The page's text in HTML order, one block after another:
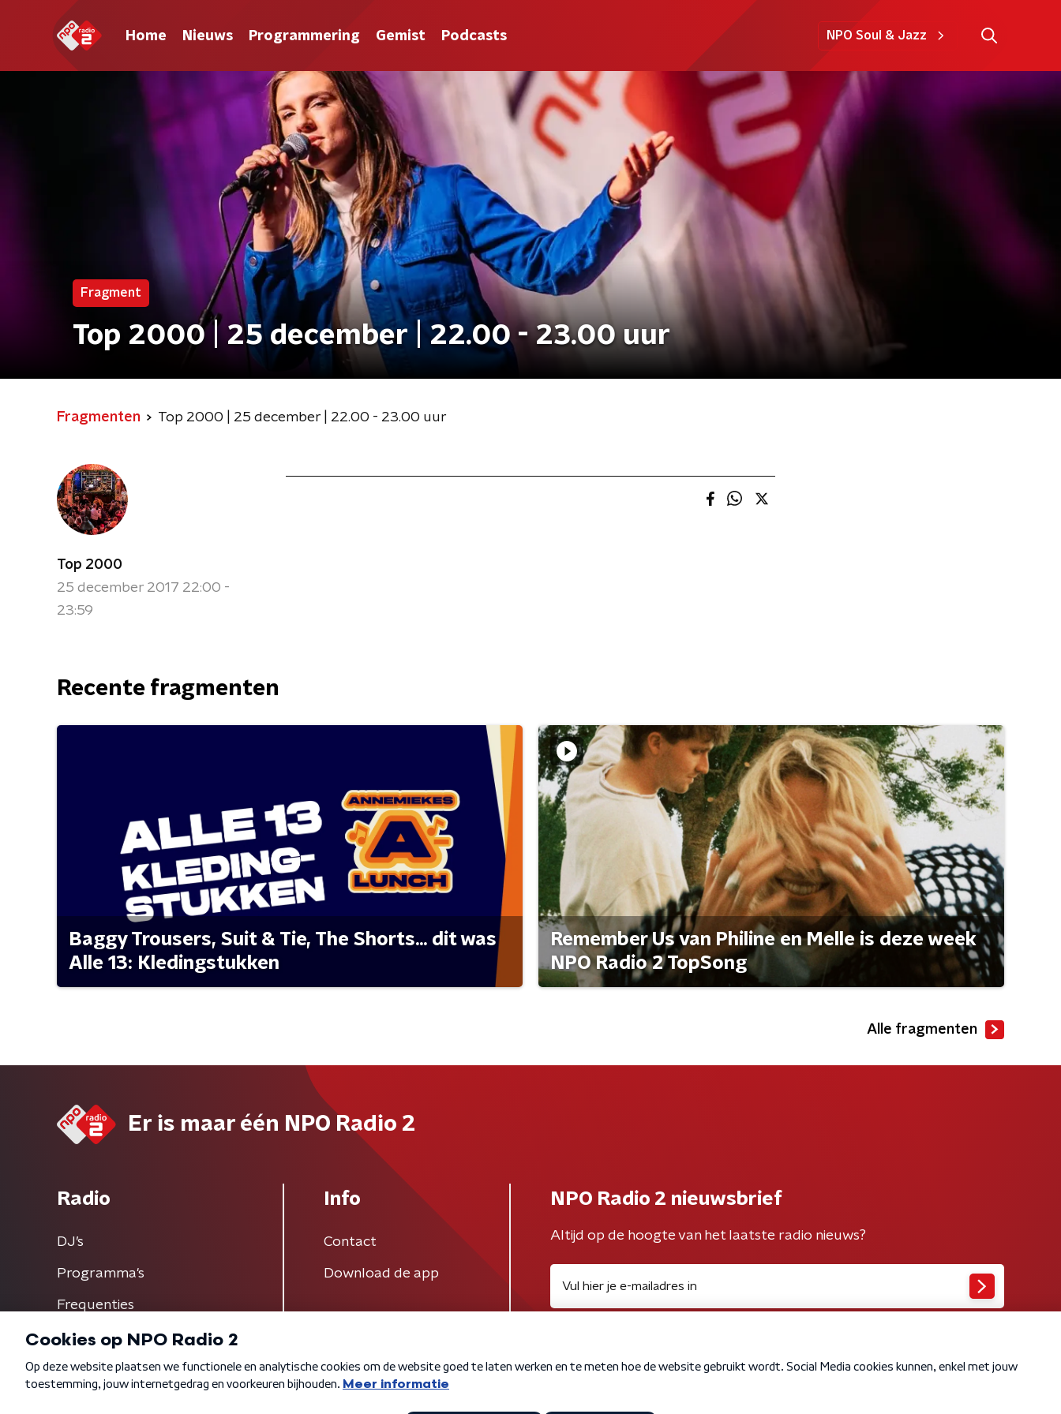
Home Nieuws Programmering Gemist Podcasts NPO Soul & Jazz
Fragment
Top 2000 | 25 december | 22.00 - 23.00 uur
Fragmenten Top 2000 | 25 december | 22.00 - 23.00 uur
Top 2000
25 december 2017 22:00 -
23:59
Recente fragmenten
Baggy Trousers, Suit & Tie, The Shorts... dit was
Alle 13: Kledingstukken
Remember Us van Philine en Melle is deze week
NPO Radio 2 TopSong
Alle fragmenten
Er is maar één NPO Radio 2
Radio
DJ’s
Programma's
Frequenties
Info
Contact
Download de app
NPO Radio 2 nieuwsbrief
Altijd op de hoogte van het laatste radio nieuws?
Algemene voorwaarden Privacybeleid